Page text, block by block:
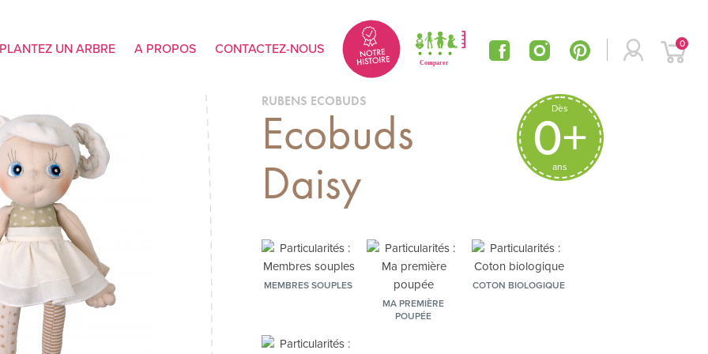
0
PLANTEZ UN ARBRE A PROPOS CONTACTEZ-NOUS
RUBENS ECOBUDS
Ecobuds
Daisy
Dès
0+
ans
MEMBRES SOUPLES
MA PREMIÈRE
POUPÉE
COTON BIOLOGIQUE